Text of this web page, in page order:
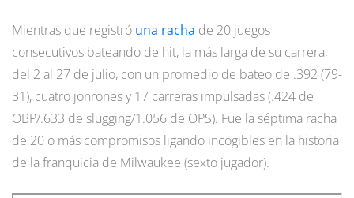
Mientras que registró una racha de 20 juegos
consecutivos bateando de hit, la más larga de su carrera,
del 2 al 27 de julio, con un promedio de bateo de .392 (79-
31), cuatro jonrones y 17 carreras impulsadas (.424 de
OBP/.633 de slugging/1.056 de OPS). Fue la séptima racha
de 20 o más compromisos ligando incogibles en la historia
de la franquicia de Milwaukee (sexto jugador).